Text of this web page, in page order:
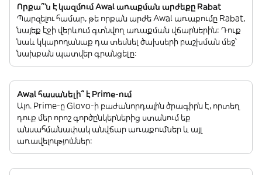
Որքա՞ն է կազմում Awal առաքման արժեքը Rabat
Պարզելու համար, թե որքան արժե Awal առաքումը Rabat,
նայեք էջի վերևում գտնվող առաքման վճարներին: Դուք
նաև կկարողանաք դա տեսնել ծախսերի բաշխման մեջ՝
նախքան պատվեր գրանցելը:
Awal հասանելի՞ է Prime-ում
Այո. Prime-ը Glovo-ի բաժանորդային ծրագիրն է, որտեղ
դուք մեր որոշ գործընկերներից ստանում եք
անսահմանափակ անվճար առաքումներ և այլ
առավելություններ: